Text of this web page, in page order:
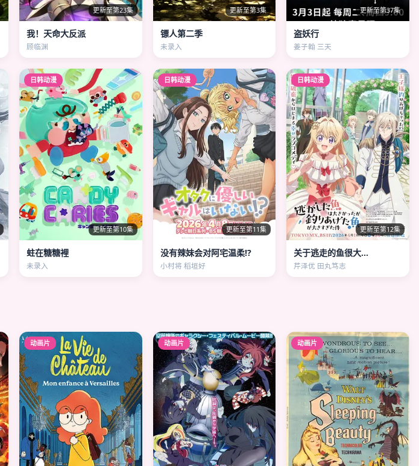
更新至第23集
我！天命大反派
顾临渊
更新至第3集
镖人第二季
未录入
更新至第37集
盗妖行
姜子翰 三天
日韩动漫
更新至第10集
蛀在糖糖裡
未录入
日韩动漫
更新至第11集
没有辣妹会对阿宅温柔!?
小村将 稻垣好
日韩动漫
更新至第12集
关于逃走的鱼很大…
芹泽优 田丸笃志
动画片 动画片 动画片